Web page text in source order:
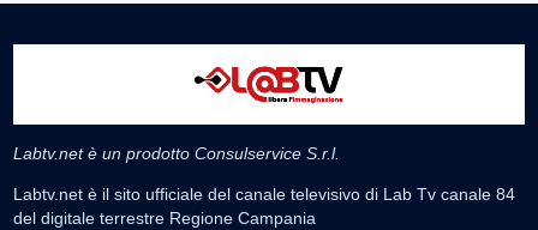
Labtv.net è un prodotto Consulservice S.r.l.
Labtv.net è il sito ufficiale del canale televisivo di Lab Tv canale 84
del digitale terrestre Regione Campania